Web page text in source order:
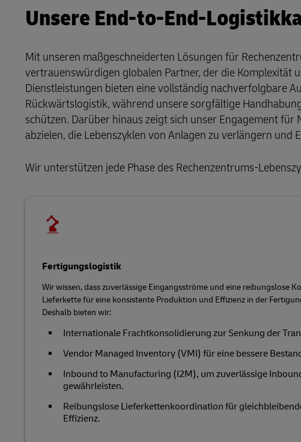
Unsere End-to-End-
Mit unseren maßgeschneiderten Lösungen für
vertrauenswürdigen globalen Partner, der die
Dienstleistungen bieten eine vollständig nachverfolgbare
Rückwärtslogistik, während unsere sorgfältige
schützen. Darüber hinaus zeigt sich unser Engagement
abzielen, die Lebenszyklen von Anlagen zu verlängern und
Wir unterstützen jede Phase des Rechenzentrums-
Fertigungslogistik
Wir wissen, dass zuverlässige Eingangsströme und eine reibungslose
Lieferkette für eine konsistente Produktion und Effizienz in der
Deshalb bieten wir:
Internationale Frachtkonsolidierung zur Senkung der
Vendor Managed Inventory (VMI) für eine bessere
Inbound to Manufacturing (I2M), um zuverlässige
gewährleisten.
Reibungslose Lieferkettenkoordination für
Effizienz.